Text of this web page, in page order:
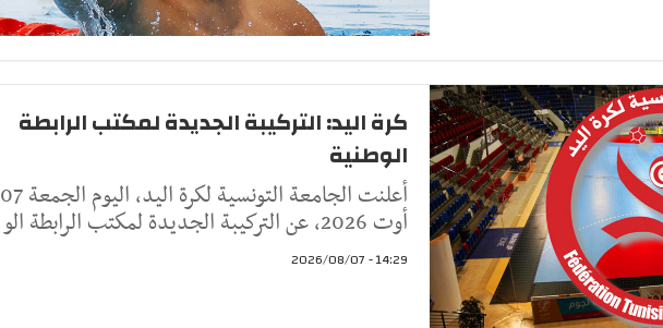
كرة اليد: التركيبة الجديدة لمكتب الرابطة
الوطنية
أعلنت الجامعة التونسية لكرة اليد، اليوم الجمعة 07
أوت 2026، عن التركيبة الجديدة لمكتب الرابطة الو
14:29 - 2026/08/07